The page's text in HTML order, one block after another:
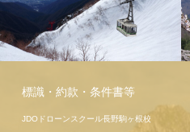
駒ヶ岳ロー
標識・約款・条件書等
JDOドローンスクール長野駒ヶ根校